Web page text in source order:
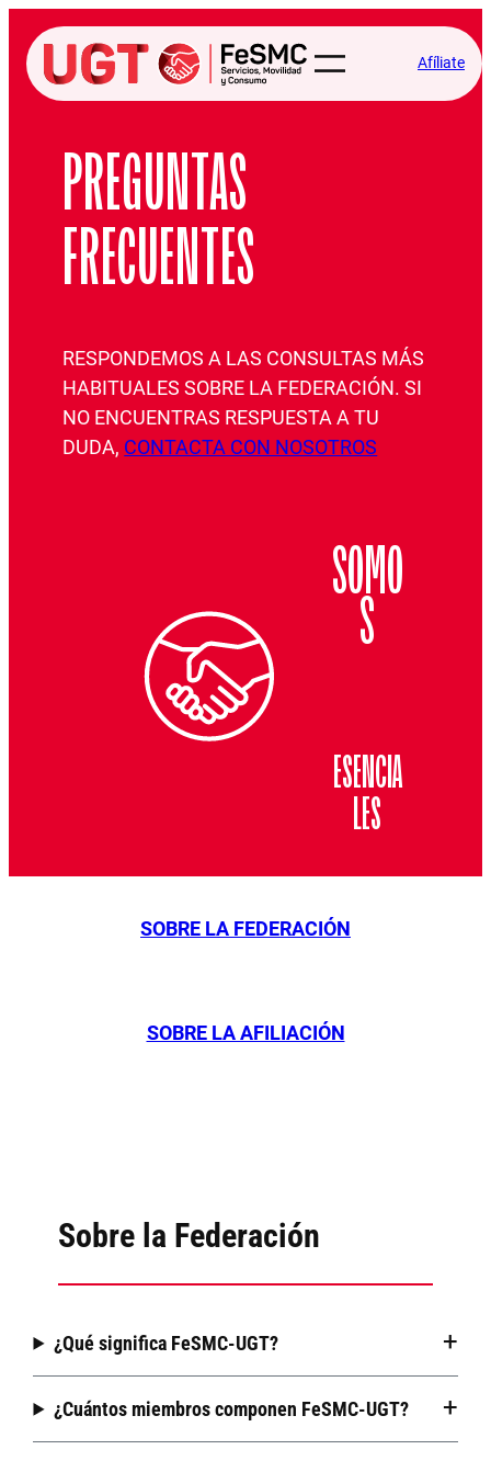
Saltar
contenido
Afíliate
PREGUNTAS
FRECUENTES
RESPONDEMOS A LAS CONSULTAS MÁS
HABITUALES SOBRE LA FEDERACIÓN. SI
NO ENCUENTRAS RESPUESTA A TU
DUDA, CONTACTA CON NOSOTROS
SOMO
S
ESENCIA
LES
SOBRE LA FEDERACIÓN
SOBRE LA AFILIACIÓN
Sobre la Federación
¿Qué significa FeSMC-UGT?
¿Cuántos miembros componen FeSMC-UGT?